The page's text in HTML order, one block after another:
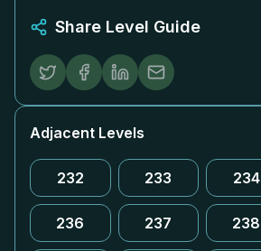
Share Level Guide
Adjacent Levels
232 233 234
236 237 238